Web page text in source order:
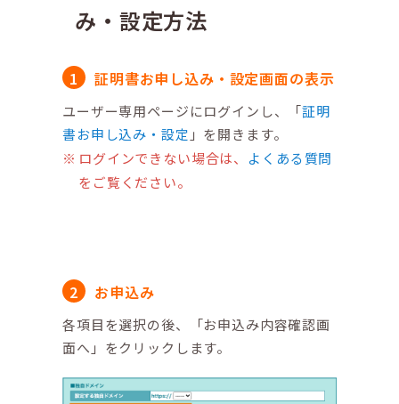
み・設定方法
証明書お申し込み・設定画面の表示
ユーザー専用ページにログインし、「証明
書お申し込み・設定 」を開きます。
ログインできない場合は、 よくある質問
をご覧ください。
お申込み
各項目を選択の後、「お申込み内容確認画
面へ」をクリックします。